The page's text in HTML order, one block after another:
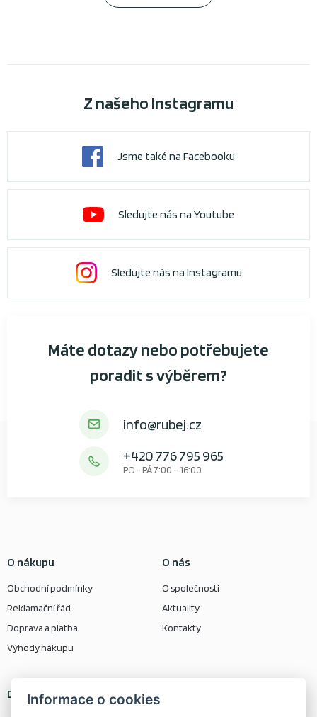
Máte dotazy nebo potřebujete
poradit s výběrem?
info@rubej.cz
+420 776 795 965
PO - PÁ 7:00 – 16:00
Z našeho Instagramu
Jsme také na Facebooku
Sledujte nás na Youtube
Sledujte nás na Instagramu
O nákupu
Obchodní podmínky
Reklamační řád
Doprava a platba
Výhody nákupu
O nás
O společnosti
Aktuality
Kontakty
Další odkazy
Informace o cookies